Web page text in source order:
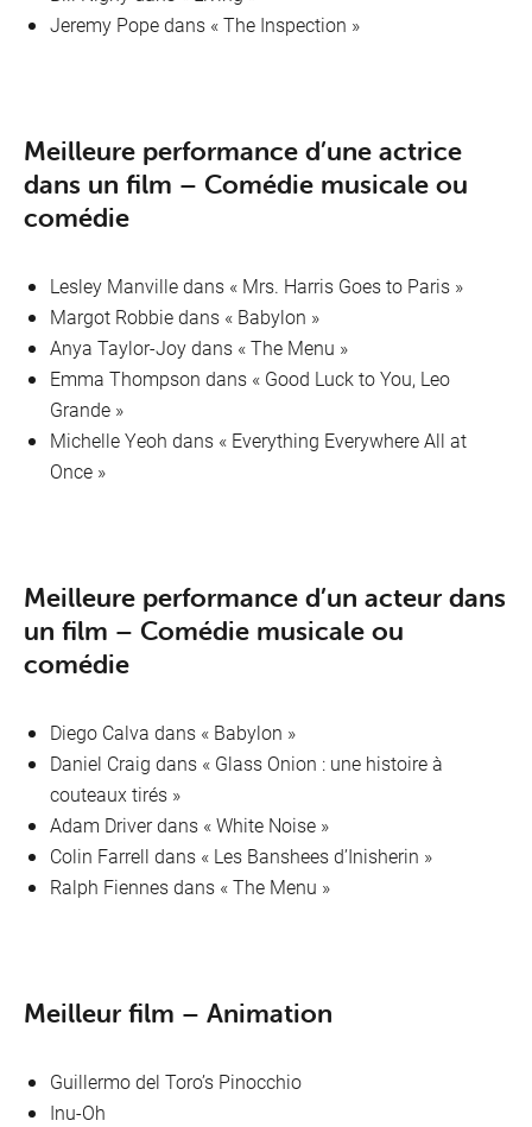
Jeremy Pope dans « The Inspection »
Meilleure performance d’une actrice
dans un film – Comédie musicale ou
comédie
Lesley Manville dans « Mrs. Harris Goes to Paris »
Margot Robbie dans « Babylon »
Anya Taylor-Joy dans « The Menu »
Emma Thompson dans « Good Luck to You, Leo
Grande »
Michelle Yeoh dans « Everything Everywhere All at
Once »
Meilleure performance d’un acteur dans
un film – Comédie musicale ou
comédie
Diego Calva dans « Babylon »
Daniel Craig dans « Glass Onion : une histoire à
couteaux tirés »
Adam Driver dans « White Noise »
Colin Farrell dans « Les Banshees d’Inisherin »
Ralph Fiennes dans « The Menu »
Meilleur film – Animation
Guillermo del Toro’s Pinocchio
Inu-Oh